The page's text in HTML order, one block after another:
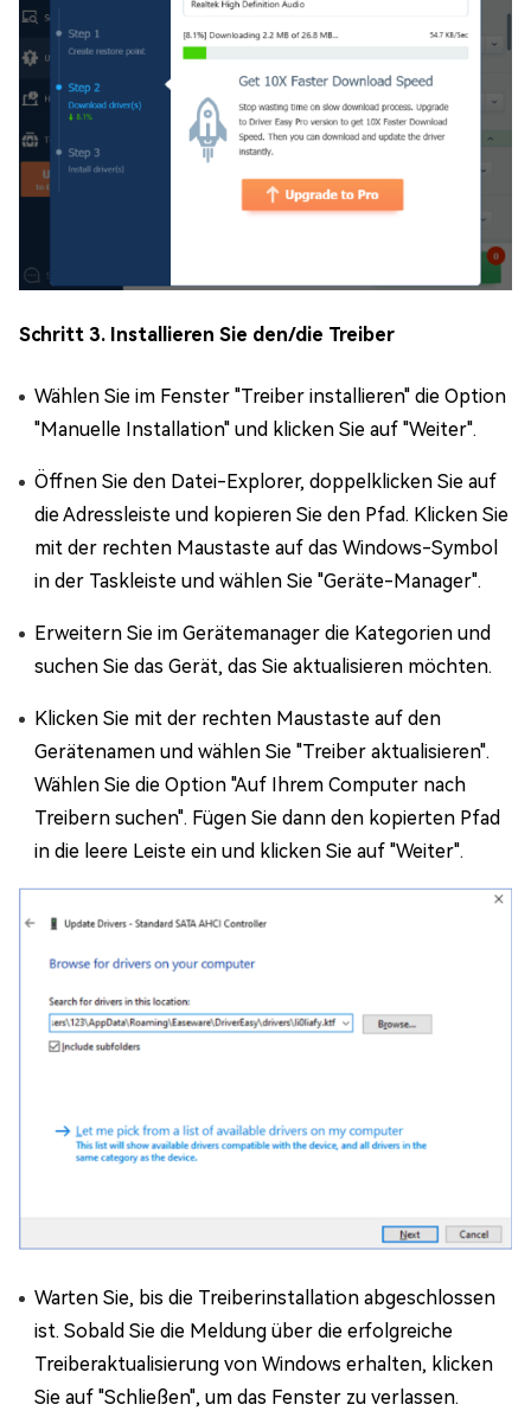
Schritt 3. Installieren Sie den/die Treiber
Wählen Sie im Fenster "Treiber installieren" die Option
"Manuelle Installation" und klicken Sie auf "Weiter".
Öffnen Sie den Datei-Explorer, doppelklicken Sie auf
die Adressleiste und kopieren Sie den Pfad. Klicken Sie
mit der rechten Maustaste auf das Windows-Symbol
in der Taskleiste und wählen Sie "Geräte-Manager".
Erweitern Sie im Gerätemanager die Kategorien und
suchen Sie das Gerät, das Sie aktualisieren möchten.
Klicken Sie mit der rechten Maustaste auf den
Gerätenamen und wählen Sie "Treiber aktualisieren".
Wählen Sie die Option "Auf Ihrem Computer nach
Treibern suchen". Fügen Sie dann den kopierten Pfad
in die leere Leiste ein und klicken Sie auf "Weiter".
Warten Sie, bis die Treiberinstallation abgeschlossen
ist. Sobald Sie die Meldung über die erfolgreiche
Treiberaktualisierung von Windows erhalten, klicken
Sie auf "Schließen", um das Fenster zu verlassen.